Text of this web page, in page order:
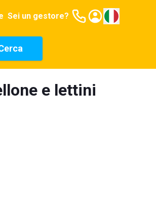
Sei un gestore?
e lettini